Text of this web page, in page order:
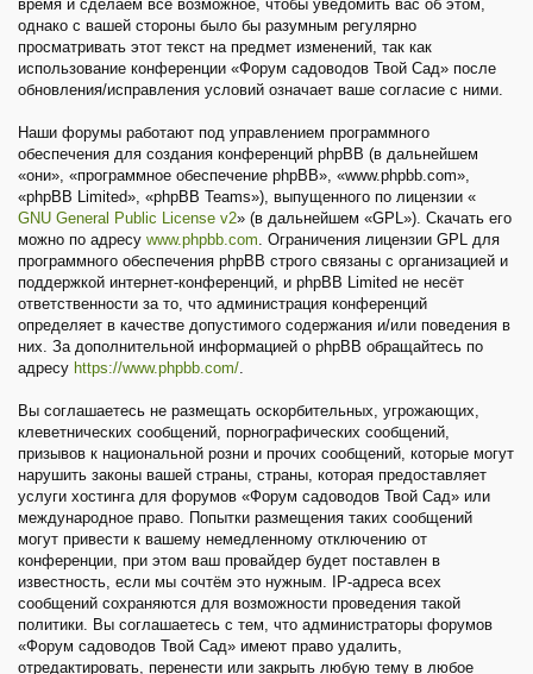
время и сделаем всё возможное, чтобы уведомить вас об этом,
однако с вашей стороны было бы разумным регулярно
просматривать этот текст на предмет изменений, так как
использование конференции «Форум садоводов Твой Сад» после
обновления/исправления условий означает ваше согласие с ними.
Наши форумы работают под управлением программного
обеспечения для создания конференций phpBB (в дальнейшем
«они», «программное обеспечение phpBB», «www.phpbb.com»,
«phpBB Limited», «phpBB Teams»), выпущенного по лицензии «
GNU General Public License v2» (в дальнейшем «GPL»). Скачать его
можно по адресу www.phpbb.com. Ограничения лицензии GPL для
программного обеспечения phpBB строго связаны с организацией и
поддержкой интернет-конференций, и phpBB Limited не несёт
ответственности за то, что администрация конференций
определяет в качестве допустимого содержания и/или поведения в
них. За дополнительной информацией о phpBB обращайтесь по
адресу https://www.phpbb.com/.
Вы соглашаетесь не размещать оскорбительных, угрожающих,
клеветнических сообщений, порнографических сообщений,
призывов к национальной розни и прочих сообщений, которые могут
нарушить законы вашей страны, страны, которая предоставляет
услуги хостинга для форумов «Форум садоводов Твой Сад» или
международное право. Попытки размещения таких сообщений
могут привести к вашему немедленному отключению от
конференции, при этом ваш провайдер будет поставлен в
известность, если мы сочтём это нужным. IP-адреса всех
сообщений сохраняются для возможности проведения такой
политики. Вы соглашаетесь с тем, что администраторы форумов
«Форум садоводов Твой Сад» имеют право удалить,
отредактировать, перенести или закрыть любую тему в любое